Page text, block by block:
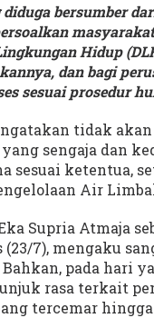
bersumber
Hidup
dan bagi
sesuai prosedur
tidak akan
sengaja dan
sesuai ketentua,
Air
Supria Atmaja
7), mengaku
pada hari
rasa terkait
tercemar